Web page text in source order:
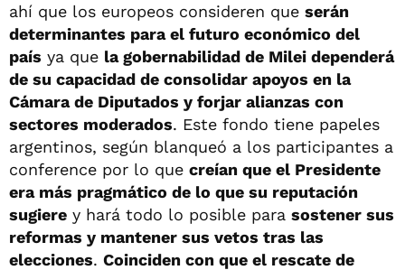
ahí que los europeos consideren que serán
determinantes para el futuro económico del
país ya que la gobernabilidad de Milei dependerá
de su capacidad de consolidar apoyos en la
Cámara de Diputados y forjar alianzas con
sectores moderados. Este fondo tiene papeles
argentinos, según blanqueó a los participantes a
conference por lo que creían que el Presidente
era más pragmático de lo que su reputación
sugiere y hará todo lo posible para sostener sus
reformas y mantener sus vetos tras las
elecciones. Coinciden con que el rescate de